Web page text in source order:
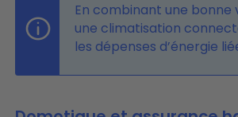
En combinant une
une climatisation
les dépenses d’énergie